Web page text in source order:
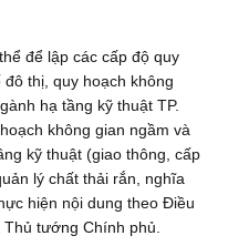
để lập các cấp độ quy
thị, quy hoạch không
hạ tầng kỹ thuật TP.
không gian ngầm và
kỹ thuật (giao thông, cấp
lý chất thải rắn, nghĩa
hiện nội dung theo Điều
tướng Chính phủ.